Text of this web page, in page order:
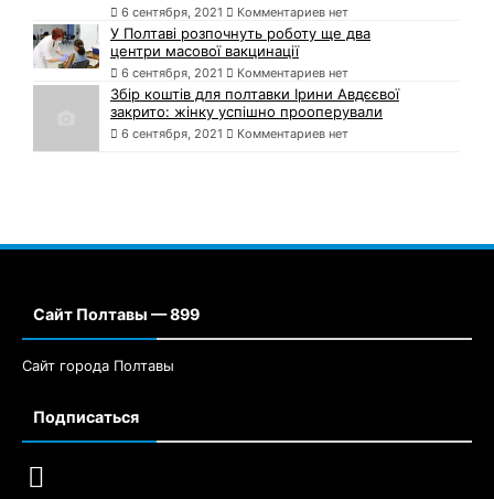
6 сентября, 2021 Комментариев нет
У Полтаві розпочнуть роботу ще два
центри масової вакцинації
6 сентября, 2021 Комментариев нет
Збір коштів для полтавки Ірини Авдєєвої
закрито: жінку успішно прооперували
6 сентября, 2021 Комментариев нет
Сайт Полтавы — 899
Сайт города Полтавы
Подписаться